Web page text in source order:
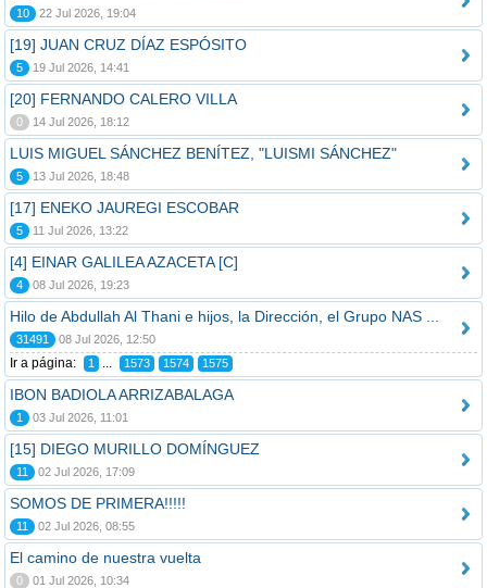
10 22 Jul 2026, 19:04
[19] JUAN CRUZ DÍAZ ESPÓSITO
5 19 Jul 2026, 14:41
[20] FERNANDO CALERO VILLA
0 14 Jul 2026, 18:12
LUIS MIGUEL SÁNCHEZ BENÍTEZ, "LUISMI SÁNCHEZ"
5 13 Jul 2026, 18:48
[17] ENEKO JAUREGI ESCOBAR
5 11 Jul 2026, 13:22
[4] EINAR GALILEA AZACETA [C]
4 08 Jul 2026, 19:23
Hilo de Abdullah Al Thani e hijos, la Dirección, el Grupo NAS ...
31491 08 Jul 2026, 12:50
Ir a página: 1 ... 1573 1574 1575
IBON BADIOLA ARRIZABALAGA
1 03 Jul 2026, 11:01
[15] DIEGO MURILLO DOMÍNGUEZ
11 02 Jul 2026, 17:09
SOMOS DE PRIMERA!!!!!
11 02 Jul 2026, 08:55
El camino de nuestra vuelta
0 01 Jul 2026, 10:34